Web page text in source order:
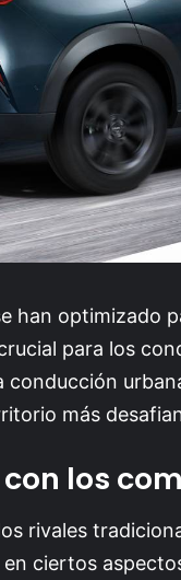
han optimizado
para los
conducción
más
los
rivales
ciertos